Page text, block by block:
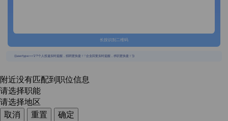
长按识别二维码
{{usertype=='2'?'个人投递实时提醒，招聘更快捷！':'企业回复实时提醒，求职更快捷！'}}
附近没有匹配到职位信息
请选择职能
请选择地区
取消
重置
确定